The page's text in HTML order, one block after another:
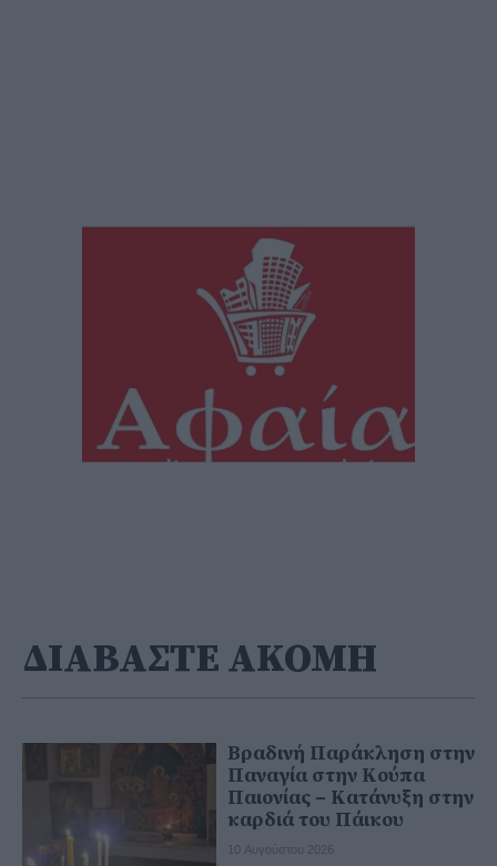
ΔΙΑΒΑΣΤΕ ΑΚΟΜΗ
Βραδινή Παράκληση στην
Παναγία στην Κούπα
Παιονίας – Κατάνυξη στην
καρδιά του Πάικου
10 Αυγούστου 2026